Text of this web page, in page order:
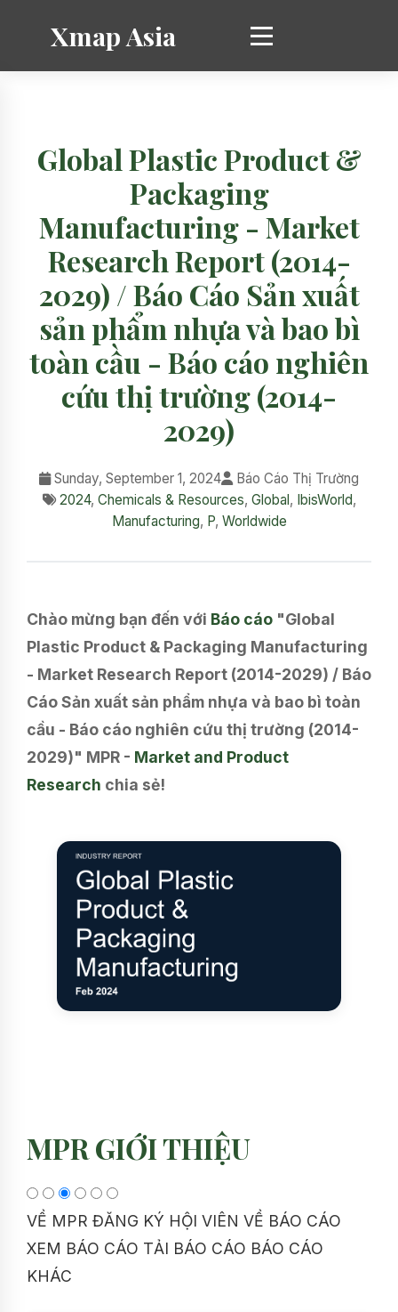
Xmap Asia
Global Plastic Product &
Packaging
Manufacturing - Market
Research Report (2014-
2029) / Báo Cáo Sản xuất
sản phẩm nhựa và bao bì
toàn cầu - Báo cáo nghiên
cứu thị trường (2014-
2029)
Sunday, September 1, 2024
Báo Cáo Thị Trường
2024, Chemicals & Resources, Global, IbisWorld,
Manufacturing, P, Worldwide
Chào mừng bạn đến với Báo cáo "Global
Plastic Product & Packaging Manufacturing
- Market Research Report (2014-2029) / Báo
Cáo Sản xuất sản phẩm nhựa và bao bì toàn
cầu - Báo cáo nghiên cứu thị trường (2014-
2029)" MPR - Market and Product
Research chia sẻ!
MPR GIỚI THIỆU
VỀ MPR ĐĂNG KÝ HỘI VIÊN VỀ BÁO CÁO
XEM BÁO CÁO TẢI BÁO CÁO BÁO CÁO
KHÁC